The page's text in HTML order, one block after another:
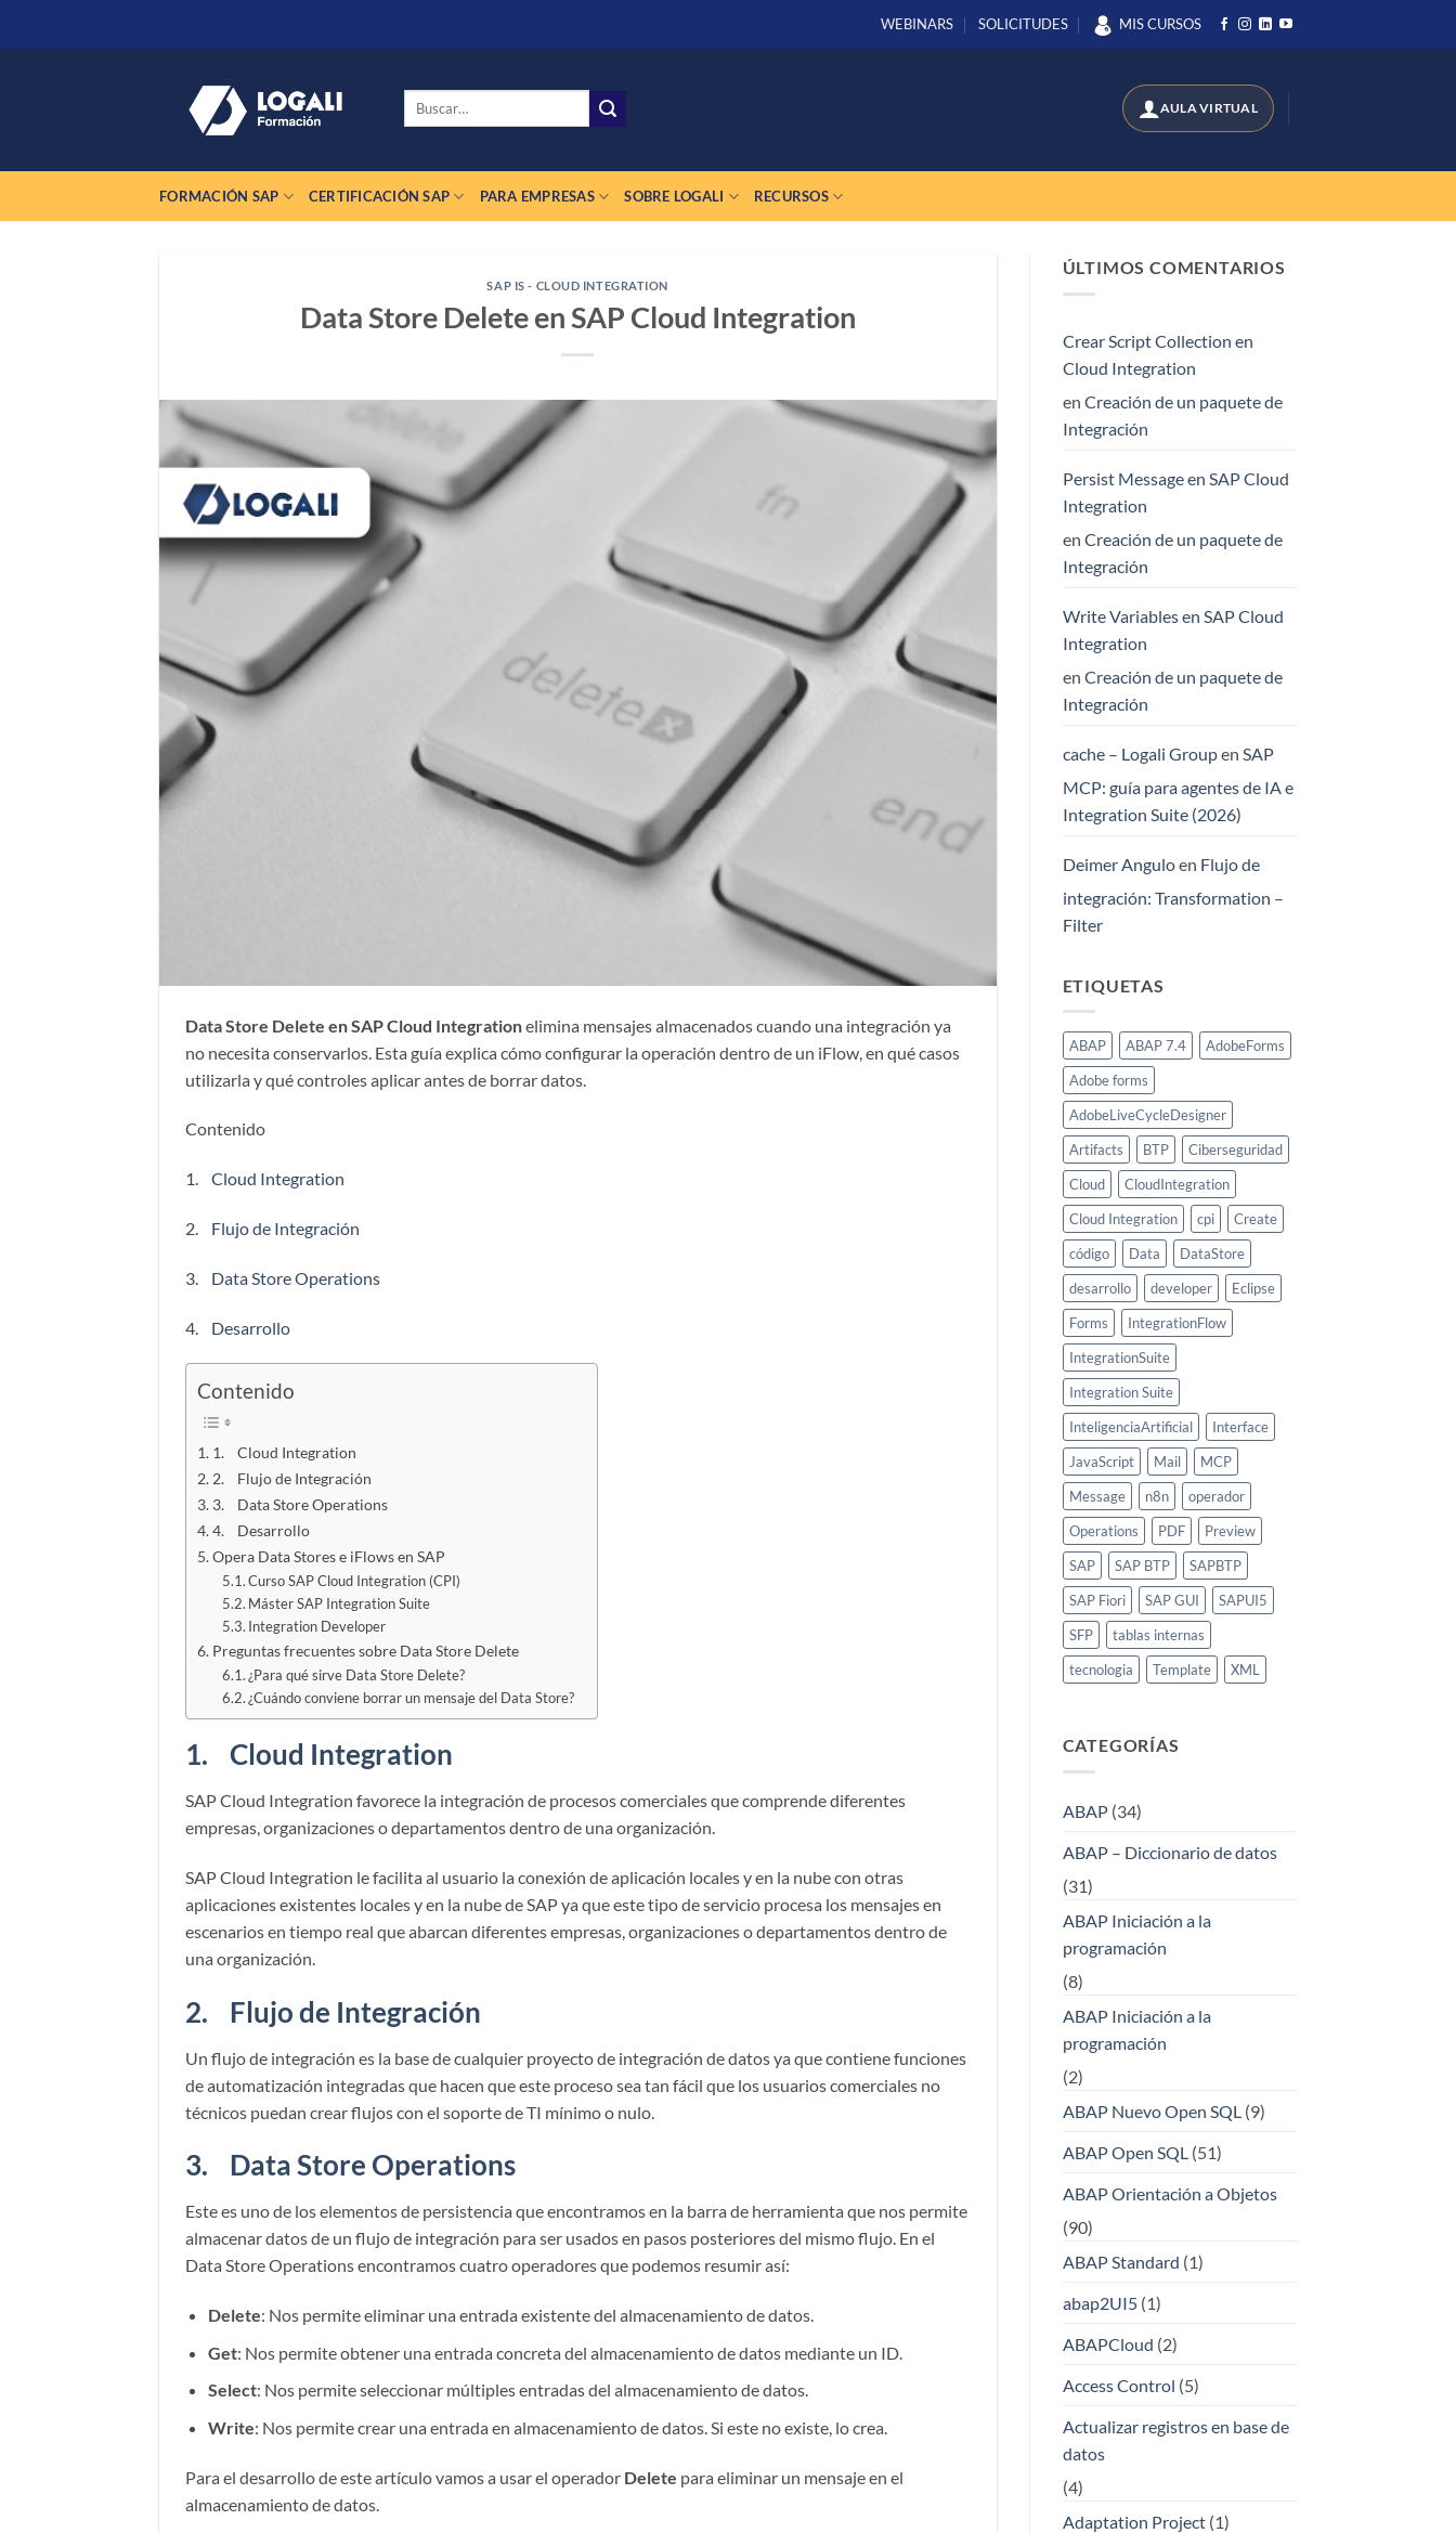
WEBINARS SOLICITUDES MIS CURSOS
Buscar
FORMACIÓN SAP CERTIFICACIÓN SAP PARA EMPRESAS SOBRE LOGALI RECURSOS
SAP IS - CLOUD INTEGRATION
Data Store Delete en SAP Cloud Integration
Data Store Delete en SAP Cloud Integrationelimina mensajes almacenados cuando una integración ya
no necesita conservarlos. Esta guía explica cómo configurar la operación dentro de un iFlow, en qué casos
utilizarla y qué controles aplicar antes de borrar datos.
Contenido
1. Cloud Integration
2. Flujo de Integración
3. Data Store Operations
4. Desarrollo
Contenido
1. Cloud Integration
2. Flujo de Integración
3. Data Store Operations
4. Desarrollo
Opera Data Stores e iFlows en SAP
Curso SAP Cloud Integration (CPI)
Máster SAP Integration Suite
Integration Developer
Preguntas frecuentes sobre Data Store Delete
¿Para qué sirve Data Store Delete?
¿Cuándo conviene borrar un mensaje del Data Store?
1. Cloud Integration
SAP Cloud Integration favorece la integración de procesos comerciales que comprende diferentes
empresas, organizaciones o departamentos dentro de una organización.
SAP Cloud Integration le facilita al usuario la conexión de aplicación locales y en la nube con otras
aplicaciones existentes locales y en la nube de SAP ya que este tipo de servicio procesa los mensajes en
escenarios en tiempo real que abarcan diferentes empresas, organizaciones o departamentos dentro de
una organización.
2. Flujo de Integración
Un flujo de integración es la base de cualquier proyecto de integración de datos ya que contiene funciones
de automatización integradas que hacen que este proceso sea tan fácil que los usuarios comerciales no
técnicos puedan crear flujos con el soporte de TI mínimo o nulo.
3. Data Store Operations
Este es uno de los elementos de persistencia que encontramos en la barra de herramienta que nos permite
almacenar datos de un flujo de integración para ser usados en pasos posteriores del mismo flujo. En el
Data Store Operations encontramos cuatro operadores que podemos resumir así:
Delete: Nos permite eliminar una entrada existente del almacenamiento de datos.
Get: Nos permite obtener una entrada concreta del almacenamiento de datos mediante un ID.
Select: Nos permite seleccionar múltiples entradas del almacenamiento de datos.
Write: Nos permite crear una entrada en almacenamiento de datos. Si este no existe, lo crea.
Para el desarrollo de este artículo vamos a usar el operador Delete para eliminar un mensaje en el
almacenamiento de datos.
ÚLTIMOS COMENTARIOS
Crear Script Collection en
Cloud Integration
en Creación de un paquete de
Integración
Persist Message en SAP Cloud
Integration
en Creación de un paquete de
Integración
Write Variables en SAP Cloud
Integration
en Creación de un paquete de
Integración
cache – Logali Groupen SAP
MCP: guía para agentes de IA e
Integration Suite (2026)
Deimer Anguloen Flujo de
integración: Transformation –
Filter
ETIQUETAS
ABAP ABAP 7.4
AdobeForms
Adobe forms
AdobeLiveCycleDesigner
Artifacts
BTP
Ciberseguridad
Cloud
CloudIntegration
Cloud Integration
cpi
Create
código
Data
DataStore
desarrollo
developer
Eclipse
Forms
IntegrationFlow
IntegrationSuite
Integration Suite
InteligenciaArtificial
Interface
JavaScript
Mail
MCP
Message
n8n
operador
Operations
PDF
Preview
SAP
SAP BTP
SAPBTP
SAP Fiori
SAP GUI
SAPUI5
SFP
tablas internas
tecnologia
Template XML
CATEGORÍAS
ABAP(34)
ABAP – Diccionario de datos
(31)
ABAP Iniciación a la
programación
(8)
ABAP Iniciación a la
programación
(2)
ABAP Nuevo Open SQL (9)
ABAP Open SQL (51)
ABAP Orientación a Objetos
(90)
ABAP Standard (1)
abap2UI5(1)
ABAPCloud (2)
Access Control (5)
Actualizar registros en base de
datos
(4)
Adaptation Project(1)